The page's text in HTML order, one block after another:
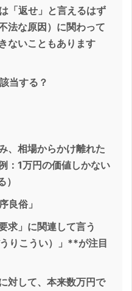
「返せ」と言えるはず
法な原因）に関わって
ないこともあります
当する？
、相場からかけ離れた
：1万円の価値しかない
良俗」
求」に関連して言う
りこうい）」**が注目
対して、本来数万円で